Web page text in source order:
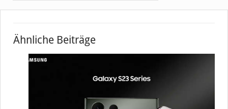
Ähnliche Beiträge